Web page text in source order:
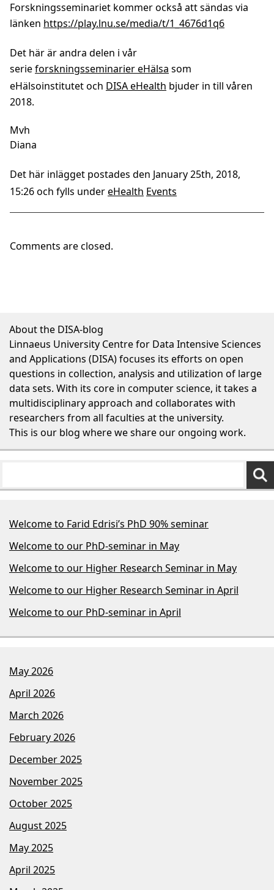
Forskningsseminariet kommer också att sändas via
länken https://play.lnu.se/media/t/1_4676d1q6
Det här är andra delen i vår
serieforskningsseminarier eHälsa som
eHälsoinstitutet och DISA eHealth bjuder in till våren
2018.
Mvh
Diana
Det här inlägget postades den January 25th, 2018,
15:26 och fylls undereHealth Events
Comments are closed.
About the DISA-blog
Linnaeus University Centre for Data Intensive Sciences
and Applications (DISA) focuses its efforts on open
questions in collection, analysis and utilization of large
data sets. With its core in computer science, it takes a
multidisciplinary approach and collaborates with
researchers from all faculties at the university.
This is our blog where we share our ongoing work.
Welcome to Farid Edrisi’s PhD 90% seminar
Welcome to our PhD-seminar in May
Welcome to our Higher Research Seminar in May
Welcome to our Higher Research Seminar in April
Welcome to our PhD-seminar in April
May 2026
April 2026
March 2026
February 2026
December 2025
November 2025
October 2025
August 2025
May 2025
April 2025